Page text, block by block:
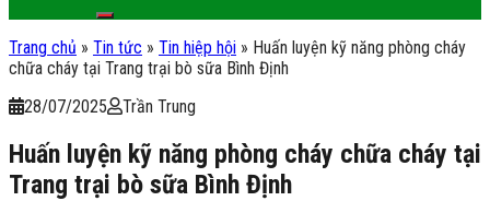
Trang chủ » Tin tức » Tin hiệp hội » Huấn luyện kỹ năng phòng cháy
chữa cháy tại Trang trại bò sữa Bình Định
28/07/2025
Trần Trung
Huấn luyện kỹ năng phòng cháy chữa cháy tại
Trang trại bò sữa Bình Định